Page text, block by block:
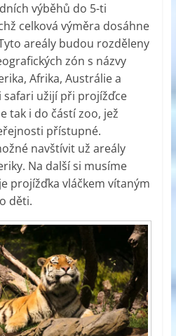
výběhů do 5-ti
celková výměra dosáhne
areály budou rozděleny
zón s názvy
Afrika, Austrálie a
safari užijí při projížďce
tak i do částí zoo, jež
přístupné.
navštívit už areály
Na další si musíme
projížďka vláčkem vítaným
děti.